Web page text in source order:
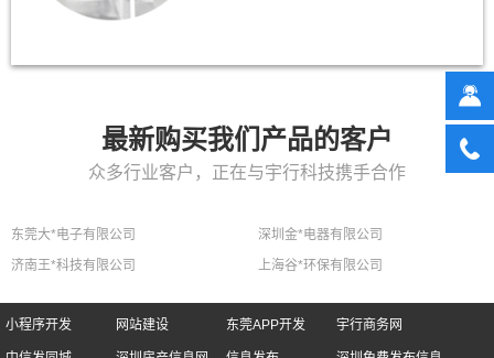
最新购买我们产品的客户
众多行业客户，正在与宇行科技携手合作
东莞大*电子有限公司
深圳金*电器有限公司
济南王*科技有限公司
上海谷*环保有限公司
小程序开发 网站建设 东莞APP开发 宇行商务网